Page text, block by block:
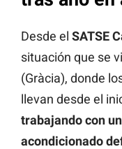
Desde el SATSE
situación que se
(Gràcia), donde
llevan desde el
trabajando con
acondicionado